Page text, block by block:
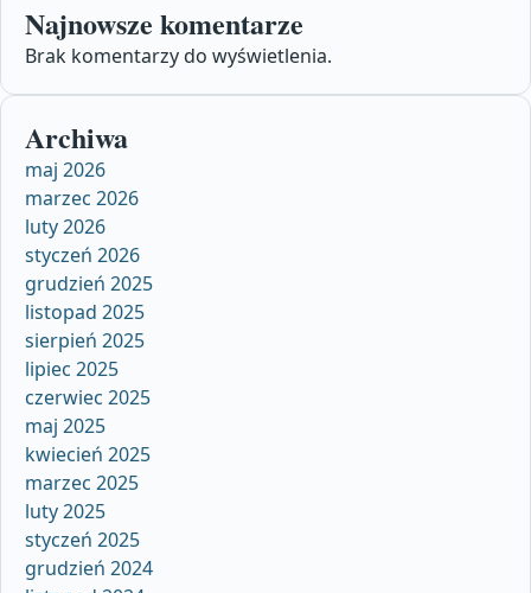
Najnowsze komentarze
Brak komentarzy do wyświetlenia.
Archiwa
maj 2026
marzec 2026
luty 2026
styczeń 2026
grudzień 2025
listopad 2025
sierpień 2025
lipiec 2025
czerwiec 2025
maj 2025
kwiecień 2025
marzec 2025
luty 2025
styczeń 2025
grudzień 2024